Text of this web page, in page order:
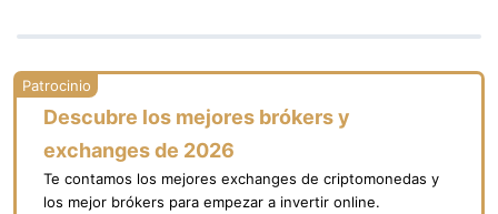
Descubre los mejores brókers y
exchanges de 2026
Te contamos los mejores exchanges de criptomonedas y
los mejor brókers para empezar a invertir online.